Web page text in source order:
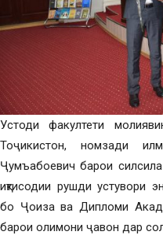
Устоди факултети
Тоҷикистон, номзади
Ҷумъабоевич барои
иқтисодии рушди устувори
бо Ҷоиза ва Дипломи
барои олимони ҷавон дар